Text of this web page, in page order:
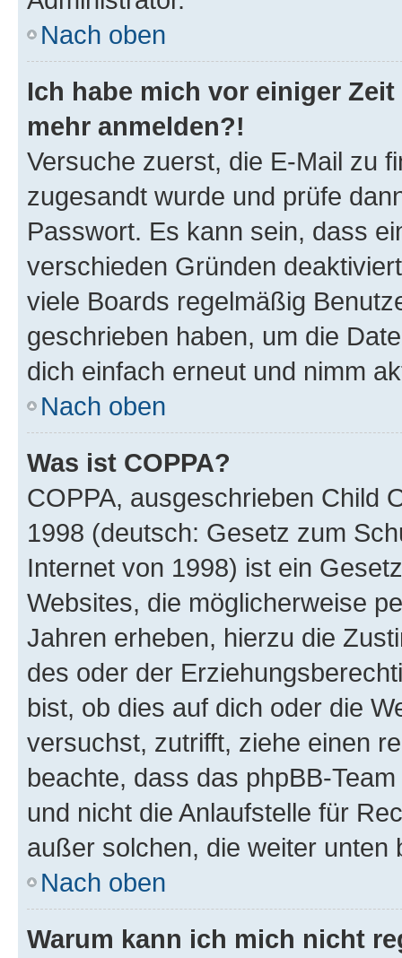
Nach oben
Ich habe mich vor einiger
mehr anmelden?!
Versuche zuerst, die E-Mail zu
zugesandt wurde und prüfe
Passwort. Es kann sein, dass
verschieden Gründen
viele Boards regelmäßig
geschrieben haben, um die
dich einfach erneut und nimm
Nach oben
Was ist COPPA?
COPPA, ausgeschrieben Child
1998 (deutsch: Gesetz zum
Internet von 1998) ist ein
Websites, die möglicherweise
Jahren erheben, hierzu die
des oder der
bist, ob dies auf dich oder die
versuchst, zutrifft, ziehe einen
beachte, dass das phpBB-
und nicht die Anlaufstelle für
außer solchen, die weiter unten
Nach oben
Warum kann ich mich nicht